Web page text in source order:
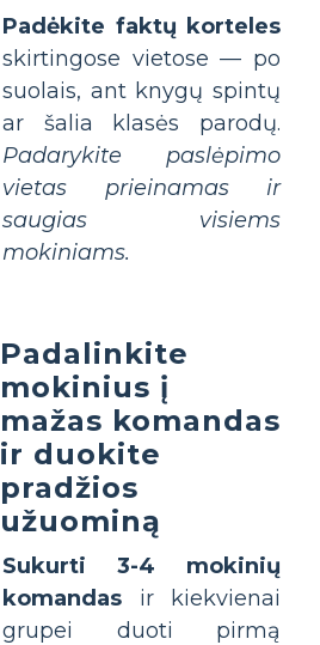
Padėkite faktų korteles
skirtingose vietose — po
suolais, ant knygų spintų
ar šalia klasės parodų.
Padarykite paslėpimo
vietas prieinamas ir
saugias visiems
mokiniams.
Padalinkite
mokinius į
mažas komandas
ir duokite
pradžios
užuominą
Sukurti 3-4 mokinių
komandas ir kiekvienai
grupei duoti pirmą